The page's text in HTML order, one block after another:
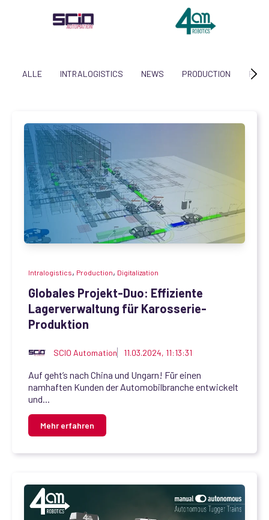
ALLE INTRALOGISTICS NEWS PRODUCTION
Intralogistics, Production, Digitalization
Globales Projekt-Duo: Effiziente
Lagerverwaltung für Karosserie-
Produktion
SCIO Automation 11.03.2024, 11:13:31
Auf geht’s nach China und Ungarn! Für einen
namhaften Kunden der Automobilbranche entwickelt
und...
Mehr erfahren